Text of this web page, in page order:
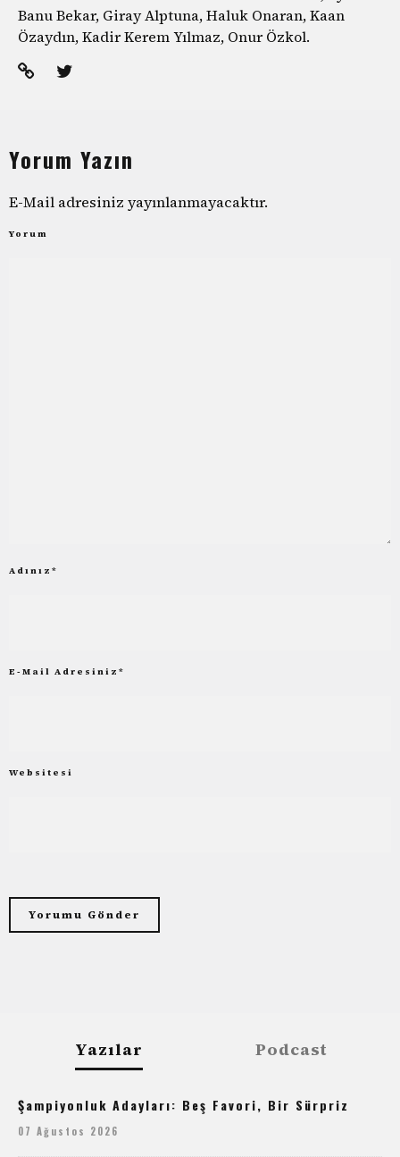
Banu Bekar, Giray Alptuna, Haluk Onaran, Kaan
Özaydın, Kadir Kerem Yılmaz, Onur Özkol.
Yorum Yazın
E-Mail adresiniz yayınlanmayacaktır.
Yorum
Adınız *
E-Mail Adresiniz *
Websitesi
Yazılar Podcast
Şampiyonluk Adayları: Beş Favori, Bir Sürpriz
07 Ağustos 2026